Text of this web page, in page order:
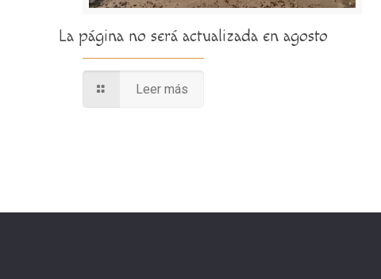
La página no será actualizada en agosto
Leer más